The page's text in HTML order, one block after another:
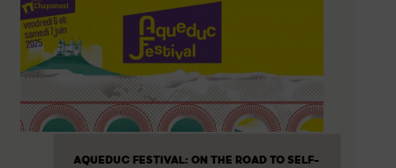
AQUEDUC FESTIVAL: ON THE ROAD TO SELF-